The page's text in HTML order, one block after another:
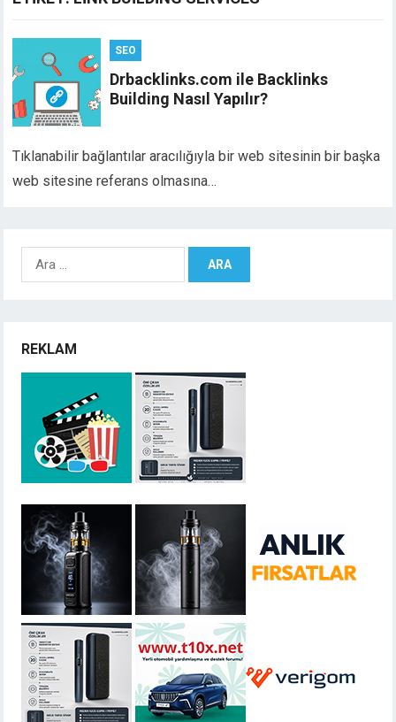
SEO
Drbacklinks.com ile Backlinks
Building Nasıl Yapılır?
Tıklanabilir bağlantılar aracılığıyla bir web sitesinin bir başka
web sitesine referans olmasına…
Arama:
REKLAM